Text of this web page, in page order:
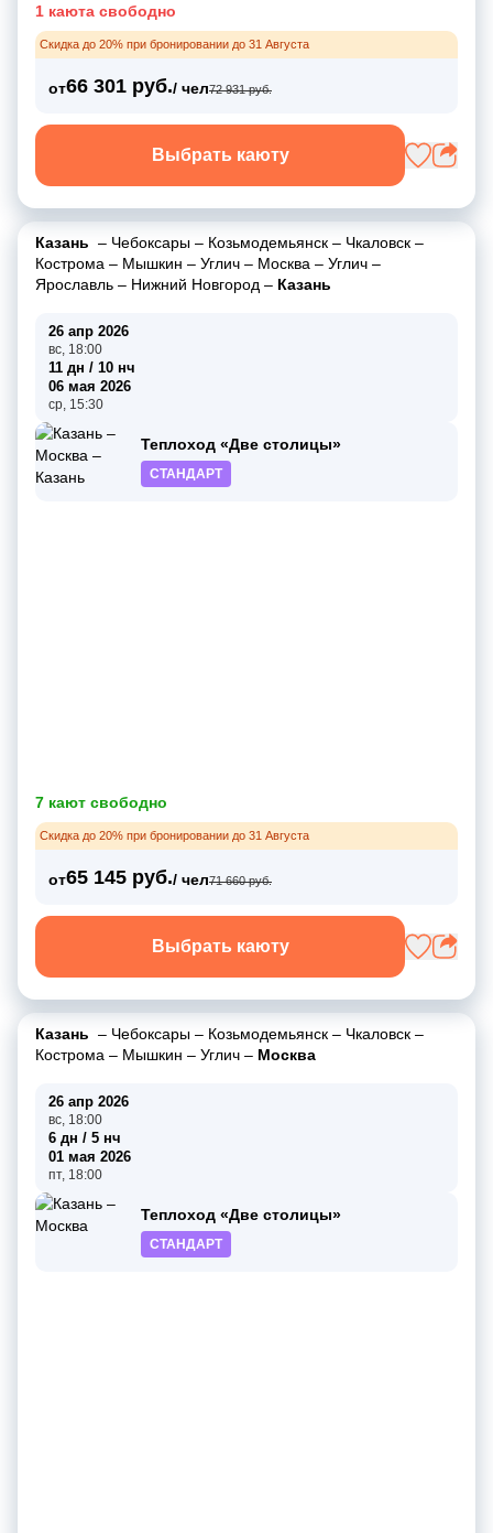
1 каюта свободно
Скидка до 20% при бронировании до 31 Августа
от66 301 руб./ чел72 931 руб.
Выбрать каюту
Казань – Чебоксары – Козьмодемьянск – Чкаловск –
Кострома – Мышкин – Углич – Москва – Углич –
Ярославль – Нижний Новгород – Казань
26 апр 2026
вс, 18:00
11 дн / 10 нч
06 мая 2026
ср, 15:30
Теплоход «Две столицы»
СТАНДАРТ
7 кают свободно
Скидка до 20% при бронировании до 31 Августа
от65 145 руб./ чел71 660 руб.
Выбрать каюту
Казань – Чебоксары – Козьмодемьянск – Чкаловск –
Кострома – Мышкин – Углич – Москва
26 апр 2026
вс, 18:00
6 дн / 5 нч
01 мая 2026
пт, 18:00
Теплоход «Две столицы»
СТАНДАРТ